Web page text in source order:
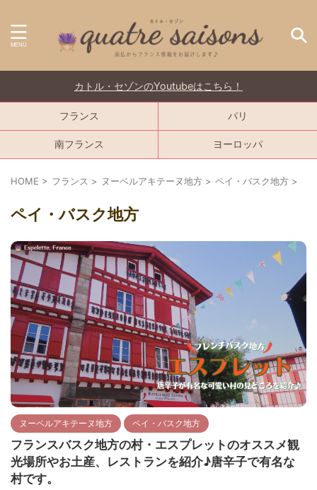
カトル・セゾンのYoutubeはこちら！
フランス パリ
南フランス ヨーロッパ
HOME > フランス > ヌーベルアキテーヌ地方 > ペイ・バスク地方 >
ペイ・バスク地方
ヌーベルアキテーヌ地方 ペイ・バスク地方
フランスバスク地方の村・エスプレットのオススメ観
光場所やお土産、レストランを紹介♪唐辛子で有名な
村です。